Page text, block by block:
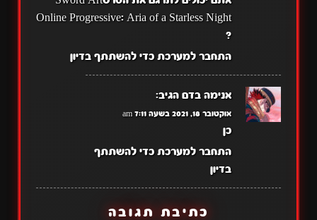
Online Progressive: Aria of a Starless Night
?
התחבר למערכת כדי להשתתף בדיון
אנימה בדם הגיב:
אוקטובר 18, 2021 בשעה 7:11 am
כן
התחבר למערכת כדי להשתתף
בדיון
כתיבת תגובה